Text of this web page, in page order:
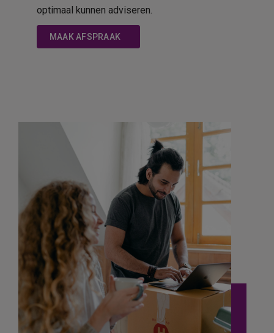
Hoe kunnen we je
helpen?
ZOEKEN
optimaal kunnen adviseren.
MAAK AFSPRAAK